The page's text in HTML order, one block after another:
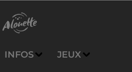
INFOS JEUX